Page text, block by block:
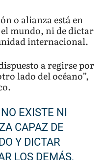
o alianza está en
mundo, ni de dictar
internacional.
a regirse por
lado del océano”,
EXISTE NI
CAPAZ DE
Y DICTAR
LOS DEMÁS,